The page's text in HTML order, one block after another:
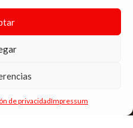
de privacidadImpressum
29.90